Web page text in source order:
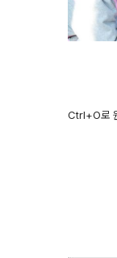
Ctrl+O로